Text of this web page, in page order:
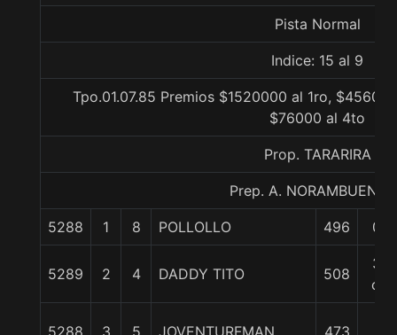
Pista Normal
Indice: 15 al 9
Tpo.01.07.85 Premios $1520000 al 1ro,
$76000 al 4to
Prop. TARARIRA
Prep. A. NORAMBUENA
5288 1 8 POLLOLLO 496 0/0
5289 2 4 DADDY TITO 508
3/4
cpo
5288 3 5 JOVENTURFMAN 473